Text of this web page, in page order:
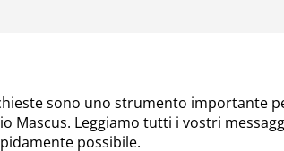
sono uno strumento importante
Mascus. Leggiamo tutti i vostri
possibile.